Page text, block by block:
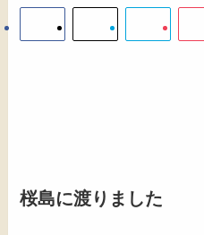
桜島に渡りました